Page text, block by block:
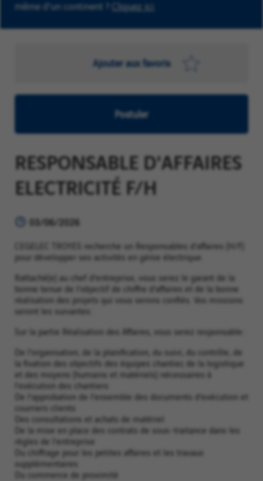
même d'un continent ? Cliquez ici
Ajouter aux favoris
Postuler
RESPONSABLE D'AFFAIRES
ELECTRICITÉ F/H
03/06/2026
CEGELEC TROYES recherche un Responsables d’affaires (H/F)
pour développer ses activités en génie électrique.
Rattaché(e) au chef d’entreprise, vous serez le garant de la
bonne tenue de l’objectif de chiffre d’affaires et de la bonne
réalisation des projets qui vous serons confiés. Vos missions
seront les suivantes :
Sur la partie Réalisation des Affaires, vous serez responsable :
De l’organisation, de la planification, du suivi, du contrôle, de
la fixation des objectifs des équipes chantier, de la logistique
et des moyens (humains et matériels) nécessaires à
l’exécution des chantiers
De l’approbation de l’ensemble des documents d’exécution et
courriers clients
Des consultations et achats de matériel
De la mise en place des contrats de sous-traitance dans les
règles de l’entreprise
Du chiffrage pour les petites affaires et les travaux
supplémentaires
Du commerce de proximité